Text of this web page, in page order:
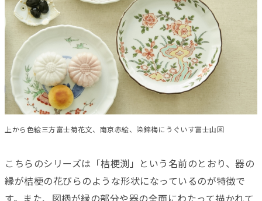
上から色絵三方富士菊花文、南京赤絵、染錦梅にうぐいす富士山図
こちらのシリーズは「桔梗渕」という名前のとおり、器の
縁が桔梗の花びらのような形状になっているのが特徴で